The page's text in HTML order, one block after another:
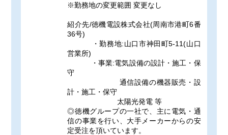
※勤務地の変更範囲 変更なし
紹介先/徳機電設株式会社(周南市港町6番
36号)
・勤務地:山口市神田町5-11(山口
営業所)
・事業:電気設備の設計・施工・保
守
通信設備の機器販売・設
計・施工・保守
太陽光発電 等
◎徳機グループの一社で、主に電気・通
信の事業を行い、大手メーカーからの安
定受注を頂いています。